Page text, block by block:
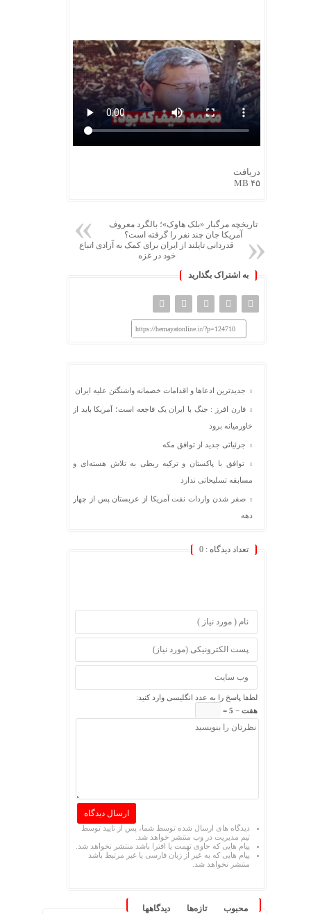
دریافت
۴۵ MB
تاریخچه مرگبار «بلک هاوک»؛ بالگرد معروف
آمریکا جان چند نفر را گرفته است؟
قدردانی تایلند از ایران برای کمک به آزادی اتباع
خود در غزه
به اشتراک بگذارید
https://hemayatonline.ir/?p=124710
جدیدترین ادعاها و اقدامات خصمانه واشنگتن علیه ایران
فارن افرز : جنگ با ایران یک فاجعه است؛ آمریکا باید از
خاورمیانه برود
جزئیاتی جدید از توافق مکه
توافق با پاکستان و ترکیه ربطی به تلاش هسته‌ای و
مسابقه تسلیحاتی ندارد
صفر شدن واردات نفت آمریکا از عربستان پس از چهار
دهه
تعداد دیدگاه : 0
لطفا پاسخ را به عدد انگلیسی وارد کنید:
هفت − 5 =
دیدگاه های ارسال شده توسط شما، پس از تایید توسط
تیم مدیریت در وب منتشر خواهد شد.
پیام هایی که حاوی تهمت یا افترا باشد منتشر نخواهد شد.
پیام هایی که به غیر از زبان فارسی یا غیر مرتبط باشد
منتشر نخواهد شد.
محبوب تازه‌ها دیدگاهها